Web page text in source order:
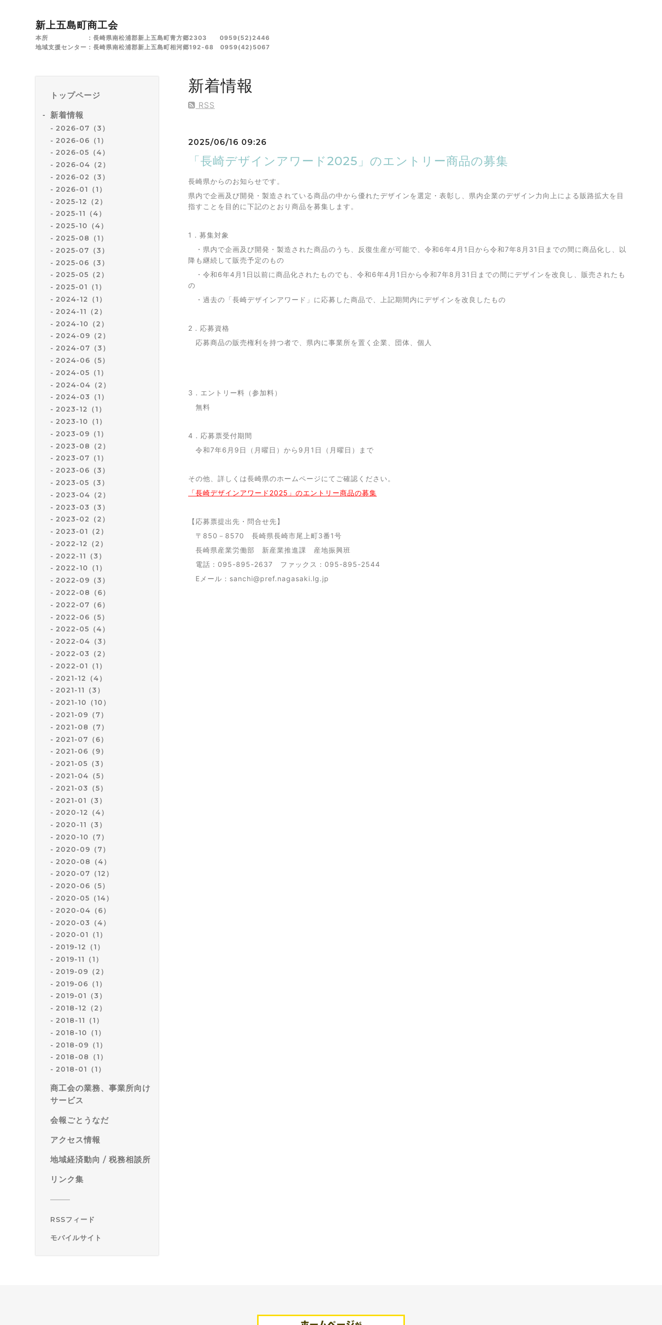
新上五島町商工会
本所 ：長崎県南松浦郡新上五島町青方郷2303 0959(52)2446
地域支援センター：長崎県南松浦郡新上五島町相河郷192-68 0959(42)5067
トップページ
新着情報
2026-07（3）
2026-06（1）
2026-05（4）
2026-04（2）
2026-02（3）
2026-01（1）
2025-12（2）
2025-11（4）
2025-10（4）
2025-08（1）
2025-07（3）
2025-06（3）
2025-05（2）
2025-01（1）
2024-12（1）
2024-11（2）
2024-10（2）
2024-09（2）
2024-07（3）
2024-06（5）
2024-05（1）
2024-04（2）
2024-03（1）
2023-12（1）
2023-10（1）
2023-09（1）
2023-08（2）
2023-07（1）
2023-06（3）
2023-05（3）
2023-04（2）
2023-03（3）
2023-02（2）
2023-01（2）
2022-12（2）
2022-11（3）
2022-10（1）
2022-09（3）
2022-08（6）
2022-07（6）
2022-06（5）
2022-05（4）
2022-04（3）
2022-03（2）
2022-01（1）
2021-12（4）
2021-11（3）
2021-10（10）
2021-09（7）
2021-08（7）
2021-07（6）
2021-06（9）
2021-05（3）
2021-04（5）
2021-03（5）
2021-01（3）
2020-12（4）
2020-11（3）
2020-10（7）
2020-09（7）
2020-08（4）
2020-07（12）
2020-06（5）
2020-05（14）
2020-04（6）
2020-03（4）
2020-01（1）
2019-12（1）
2019-11（1）
2019-09（2）
2019-06（1）
2019-01（3）
2018-12（2）
2018-11（1）
2018-10（1）
2018-09（1）
2018-08（1）
2018-01（1）
商工会の業務、事業所向け
サービス
会報ごとうなだ
アクセス情報
地域経済動向 / 税務相談所
リンク集
RSSフィード
モバイルサイト
新着情報
RSS
2025/06/16 09:26
「長崎デザインアワード2025」のエントリー商品の募集
長崎県からのお知らせです。
県内で企画及び開発・製造されている商品の中から優れたデザインを選定・表彰し、県内企業のデザイン力向上による販路拡大を目
指すことを目的に下記のとおり商品を募集します。
1．募集対象
・県内で企画及び開発・製造された商品のうち、反復生産が可能で、令和6年4月1日から令和7年8月31日までの間に商品化し、以
降も継続して販売予定のもの
・令和6年4月1日以前に商品化されたものでも、令和6年4月1日から令和7年8月31日までの間にデザインを改良し、販売されたも
の
・過去の「長崎デザインアワード」に応募した商品で、上記期間内にデザインを改良したもの
2．応募資格
応募商品の販売権利を持つ者で、県内に事業所を置く企業、団体、個人
3．エントリー料（参加料）
無料
4．応募票受付期間
令和7年6月9日（月曜日）から9月1日（月曜日）まで
その他、詳しくは長崎県のホームページにてご確認ください。
「長崎デザインアワード2025」のエントリー商品の募集
【応募票提出先・問合せ先】
〒850－8570 長崎県長崎市尾上町3番1号
長崎県産業労働部 新産業推進課 産地振興班
電話：095-895-2637 ファックス：095-895-2544
Eメール：sanchi@pref.nagasaki.lg.jp